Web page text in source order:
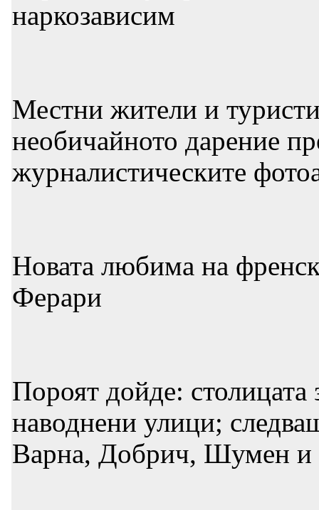
наркозависим
Местни жители и туристи
необичайното дарение
журналистическите
Новата любима на
Ферари
Пороят дойде: столицата
наводнени улици;
Варна, Добрич, Шумен и